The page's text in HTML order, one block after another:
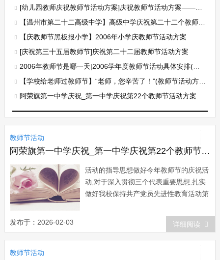
[幼儿园教师庆祝教师节活动方案]庆祝教师节活动方案——鲜花和赞美献给你辛勤的园丁
【温州市第二十二高级中学】高级中学庆祝第二十二个教师节活动方案
【庆教师节黑板报小学】2006年小学庆教师节活动方案
[庆祝第三十五届教师节]庆祝第二十二届教师节活动方案
2006年教师节是哪一天|2006学年度教师节活动具体安排(中学二)
【学校给老师过教师节】“老师，您辛苦了！”(教师节活动方案)
阿荣旗第一中学庆祝_第一中学庆祝第22个教师节活动方案
教师节活动
阿荣旗第一中学庆祝_第一中学庆祝第22个教师节活动方案
活动的指导思想做好今年教师节的庆祝活
动,对于深入贯彻三个代表重要思想,扎实
做好我校保持共产党员先进性教育活动第
强教师队伍建设,营造尊师重教良好的社
会风气,推进新学年我校教育教学改革,促
进学校发展,具有十分重要的意义 教师节
发布于：2026-02-03 详细阅读
教师节活动